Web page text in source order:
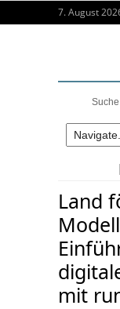
7. August
Land
mit